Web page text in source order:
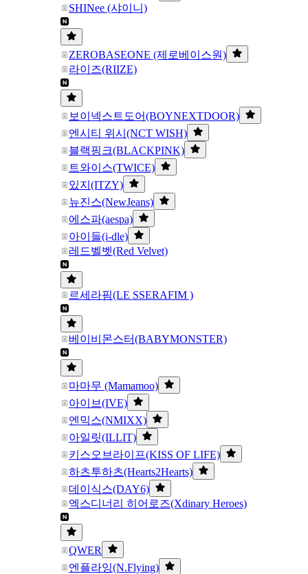
SHINee (샤이니)
ZEROBASEONE (제로베이스원)
라이즈(RIIZE)
보이넥스트도어(BOYNEXTDOOR)
엔시티 위시(NCT WISH)
블랙핑크(BLACKPINK)
트와이스(TWICE)
있지(ITZY)
뉴진스(NewJeans)
에스파(aespa)
아이들(i-dle)
레드벨벳(Red Velvet)
르세라핌(LE SSERAFIM )
베이비몬스터(BABYMONSTER)
마마무 (Mamamoo)
아이브(IVE)
엔믹스(NMIXX)
아일릿(ILLIT)
키스오브라이프(KISS OF LIFE)
하츠투하츠(Hearts2Hearts)
데이식스(DAY6)
엑스디너리 히어로즈(Xdinary Heroes)
QWER
엔플라잉(N.Flying)